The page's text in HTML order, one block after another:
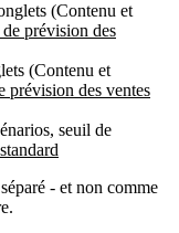
(Contenu et
prévision des
(Contenu et
prévision des ventes
seuil de
séparé - et non comme